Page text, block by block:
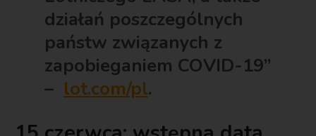
działań poszczególnych
państw związanych z
zapobieganiem COVID-19”
– lot.com/pl.